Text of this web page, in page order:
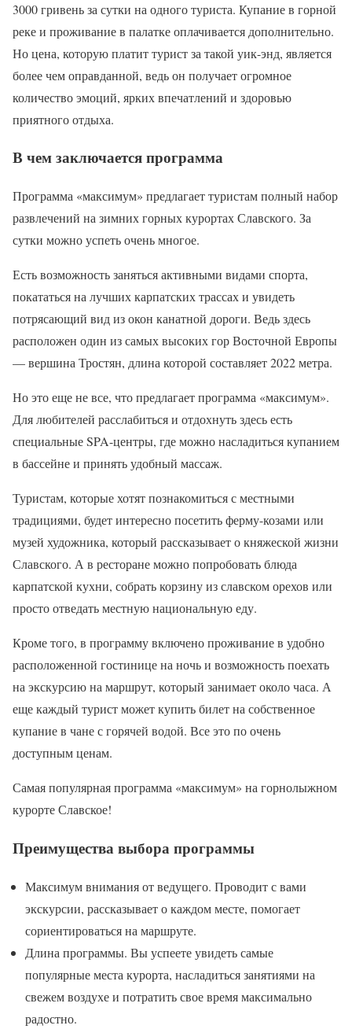
3000 гривень за сутки на одного туриста. Купание в горной
реке и проживание в палатке оплачивается дополнительно.
Но цена, которую платит турист за такой уик-энд, является
более чем оправданной, ведь он получает огромное
количество эмоций, ярких впечатлений и здоровью
приятного отдыха.
В чем заключается программа
Программа «максимум» предлагает туристам полный набор
развлечений на зимних горных курортах Славского. За
сутки можно успеть очень многое.
Есть возможность заняться активными видами спорта,
покататься на лучших карпатских трассах и увидеть
потрясающий вид из окон канатной дороги. Ведь здесь
расположен один из самых высоких гор Восточной Европы
— вершина Тростян, длина которой составляет 2022 метра.
Но это еще не все, что предлагает программа «максимум».
Для любителей расслабиться и отдохнуть здесь есть
специальные SPA-центры, где можно насладиться купанием
в бассейне и принять удобный массаж.
Туристам, которые хотят познакомиться с местными
традициями, будет интересно посетить ферму-козами или
музей художника, который рассказывает о княжеской жизни
Славского. А в ресторане можно попробовать блюда
карпатской кухни, собрать корзину из славском орехов или
просто отведать местную национальную еду.
Кроме того, в программу включено проживание в удобно
расположенной гостинице на ночь и возможность поехать
на экскурсию на маршрут, который занимает около часа. А
еще каждый турист может купить билет на собственное
купание в чане с горячей водой. Все это по очень
доступным ценам.
Самая популярная программа «максимум» на горнолыжном
курорте Славское!
Преимущества выбора программы
Максимум внимания от ведущего. Проводит с вами
экскурсии, рассказывает о каждом месте, помогает
сориентироваться на маршруте.
Длина программы. Вы успеете увидеть самые
популярные места курорта, насладиться занятиями на
свежем воздухе и потратить свое время максимально
радостно.